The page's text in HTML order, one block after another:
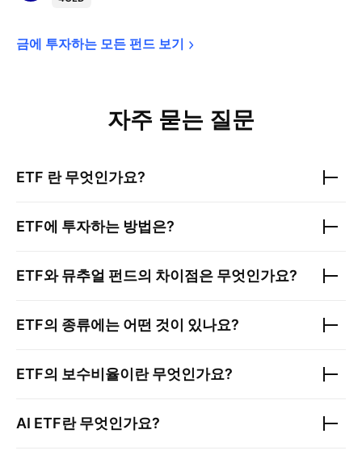
금에 투자하는 모든 펀드 보기
자주 묻는 질문
ETF 란 무엇인가요?
ETF에 투자하는 방법은?
ETF와 뮤추얼 펀드의 차이점은 무엇인가요?
ETF의 종류에는 어떤 것이 있나요?
ETF의 보수비율이란 무엇인가요?
AI ETF란 무엇인가요?